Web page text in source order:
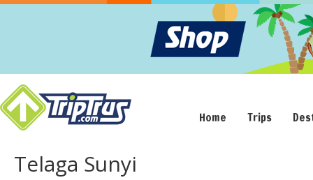
Home Trips
Telaga Sunyi